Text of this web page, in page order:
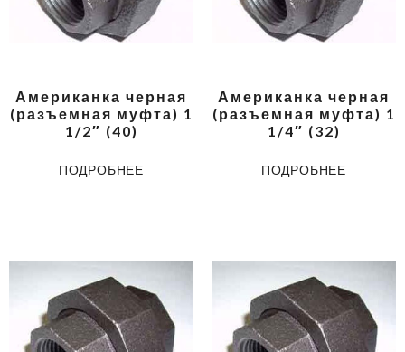
Американка черная
(разъемная муфта) 1
1/2″ (40)
ПОДРОБНЕЕ
Американка черная
(разъемная муфта) 1
1/4″ (32)
ПОДРОБНЕЕ